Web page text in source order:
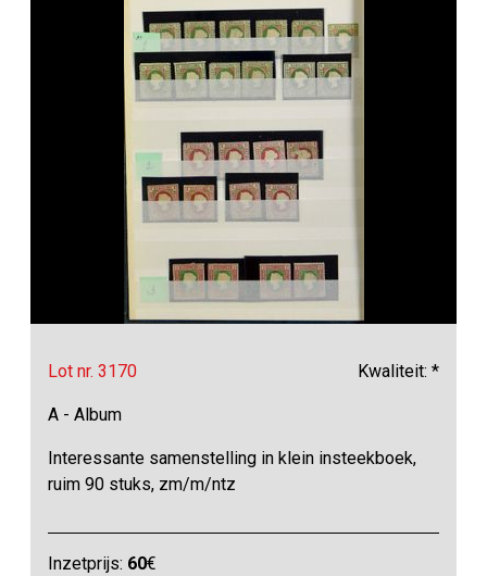
Lot nr. 3170 Kwaliteit: *
A - Album
Interessante samenstelling in klein insteekboek,
ruim 90 stuks, zm/m/ntz
Inzetprijs: 60€